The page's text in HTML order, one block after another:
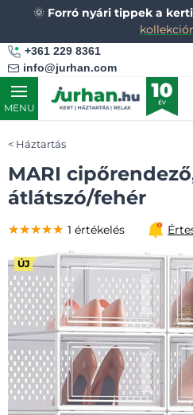
🌞 Forró nyári tippek a
+361 229 8361
info@jurhan.com
MENU
Háztartás
MARI
átlátszó/fehér
ÚJ
★★★★★
★★★★★
★★★★★ 1 értékelés